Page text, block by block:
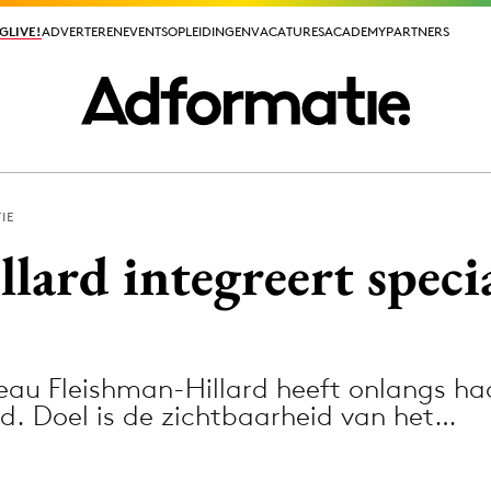
ADVERTERENEVENTSOPLEIDINGENVACATURESACADEMYPARTNERS
ADVERTERENEVENTSOPLEIDINGENVACATURESACADEMYPARTNERS
Media
Merkstrategie
integreert
Fleishman-Hillard heeft onlangs
Doel is de zichtbaarheid van het…